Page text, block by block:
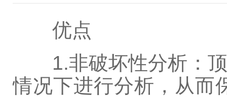
优点
1.非破坏性分析：顶
情况下进行分析，从而